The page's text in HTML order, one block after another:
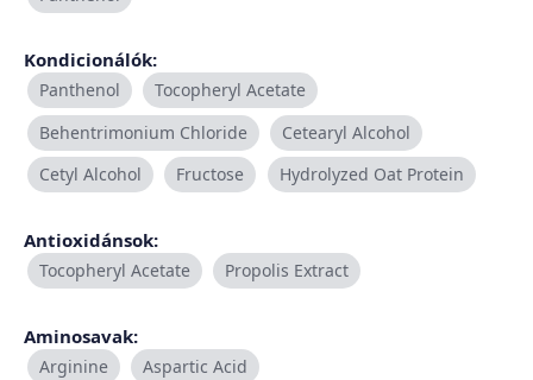
Kondicionálók:
Panthenol
Tocopheryl Acetate
Behentrimonium Chloride
Cetearyl Alcohol
Cetyl Alcohol
Fructose Hydrolyzed Oat Protein
Antioxidánsok:
Tocopheryl Acetate Propolis Extract
Aminosavak:
Arginine Aspartic Acid